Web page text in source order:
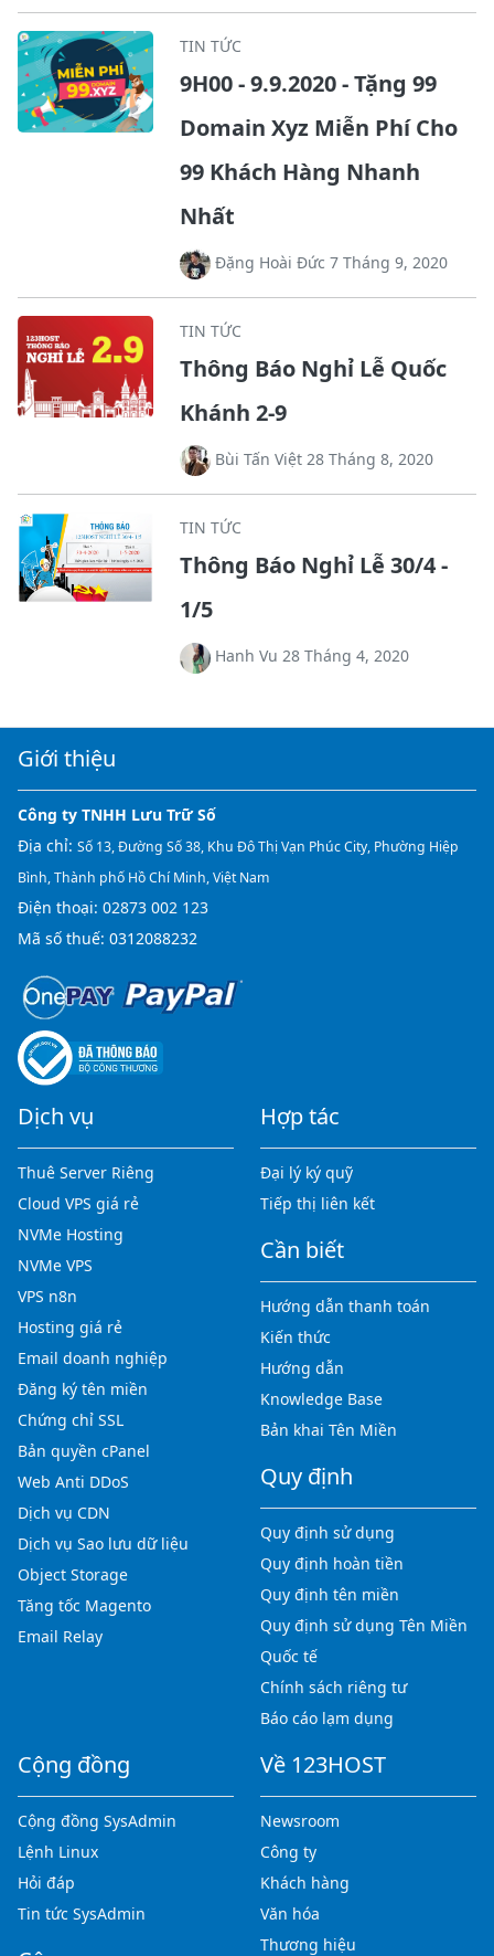
TIN TỨC
9H00 - 9.9.2020 - Tặng 99
Domain Xyz Miễn Phí Cho
99 Khách Hàng Nhanh
Nhất
Đặng Hoài Đức 7 Tháng 9, 2020
TIN TỨC
Thông Báo Nghỉ Lễ Quốc
Khánh 2-9
Bùi Tấn Việt 28 Tháng 8, 2020
TIN TỨC
Thông Báo Nghỉ Lễ 30/4 -
1/5
Hanh Vu 28 Tháng 4, 2020
Giới thiệu
Công ty TNHH Lưu Trữ Số
Địa chỉ: Số 13, Đường Số 38, Khu Đô Thị Vạn Phúc City, Phường Hiệp
Bình, Thành phố Hồ Chí Minh, Việt Nam
Điện thoại: 02873 002 123
Mã số thuế: 0312088232
Dịch vụ
Thuê Server Riêng
Cloud VPS giá rẻ
NVMe Hosting
NVMe VPS
VPS n8n
Hosting giá rẻ
Email doanh nghiệp
Đăng ký tên miền
Chứng chỉ SSL
Bản quyền cPanel
Web Anti DDoS
Dịch vụ CDN
Dịch vụ Sao lưu dữ liệu
Object Storage
Tăng tốc Magento
Email Relay
Hợp tác
Đại lý ký quỹ
Tiếp thị liên kết
Cần biết
Hướng dẫn thanh toán
Kiến thức
Hướng dẫn
Knowledge Base
Bản khai Tên Miền
Quy định
Quy định sử dụng
Quy định hoàn tiền
Quy định tên miền
Quy định sử dụng Tên Miền
Quốc tế
Chính sách riêng tư
Báo cáo lạm dụng
Cộng đồng
Cộng đồng SysAdmin
Lệnh Linux
Hỏi đáp
Tin tức SysAdmin
Về 123HOST
Newsroom
Công ty
Khách hàng
Văn hóa
Thương hiệu